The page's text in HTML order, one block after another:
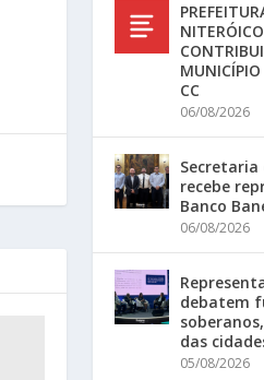
CC
06/08/2026
Secretaria
recebe
Banco
06/08/2026
debatem
das
05/08/2026